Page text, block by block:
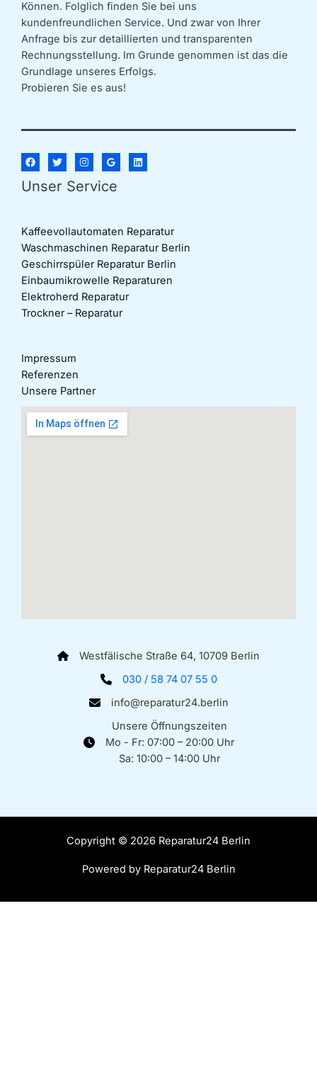
Können. Folglich finden Sie bei uns
kundenfreundlichen Service. Und zwar von Ihrer
Anfrage bis zur detaillierten und transparenten
Rechnungsstellung. Im Grunde genommen ist das die
Grundlage unseres Erfolgs.
Probieren Sie es aus!
Unser Service
Kaffeevollautomaten Reparatur
Waschmaschinen Reparatur Berlin
Geschirrspüler Reparatur Berlin
Einbaumikrowelle Reparaturen
Elektroherd Reparatur
Trockner – Reparatur
Impressum
Referenzen
Unsere Partner
Westfälische Straße 64, 10709 Berlin
030 / 58 74 07 55 0
info@reparatur24.berlin
Unsere Öffnungszeiten
Mo - Fr: 07:00 – 20:00 Uhr
Sa: 10:00 – 14:00 Uhr
Copyright © 2026 Reparatur24 Berlin
Powered by Reparatur24 Berlin